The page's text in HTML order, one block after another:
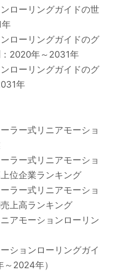
ローリングガイドの世
ローリングガイドのグ
2020年～2031年
ローリングガイドのグ
年
ラー式リニアモーショ
ラー式リニアモーショ
位企業ランキング
ラー式リニアモーショ
上高ランキング
アモーションローリン
ションローリングガイ
2024年）